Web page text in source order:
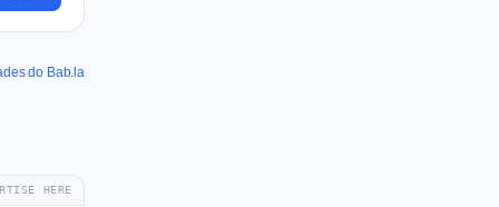
do Bab.la
HERE